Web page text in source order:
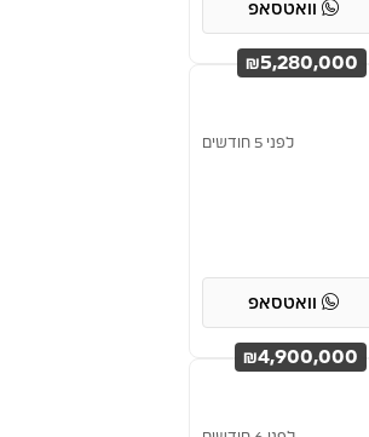
וואטסאפ
₪5,280,000
לפני 5 חודשים
וואטסאפ
₪4,900,000